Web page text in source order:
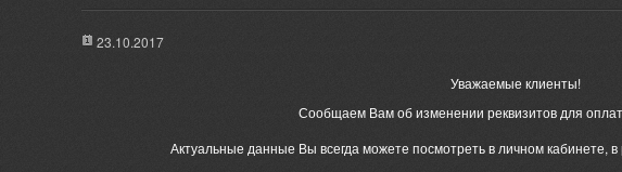
23.10.2017
Уважаемые клиенты!
Сообщаем Вам об изменении реквизитов для
Актуальные данные Вы всегда можете посмотреть в личном кабинете, в